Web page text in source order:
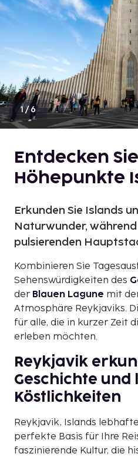
1/6
Entdecken
Höhepunkte
Erkunden Sie Islands
Naturwunder, während
pulsierenden
Kombinieren Sie
Sehenswürdigkeiten des
der Blauen Lagune mit
Atmosphäre Reykjaviks.
für alle, die in kurzer Zeit
erleben möchten.
Reykjavik
Geschichte und
Köstlichkeiten
Reykjavik, Islands
perfekte Basis für Ihre
faszinierende Kultur, die